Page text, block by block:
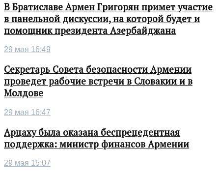
В Братиславе Армен Григорян примет участие
в панельной дискуссии, на которой будет и
помощник президента Азербайджана
29 мая 16:49
Секретарь Совета безопасности Армении
проведет рабочие встречи в Словакии и в
Молдове
29 мая 16:47
Арцаху была оказана беспрецедентная
поддержка: министр финансов Армении
29 мая 15:07